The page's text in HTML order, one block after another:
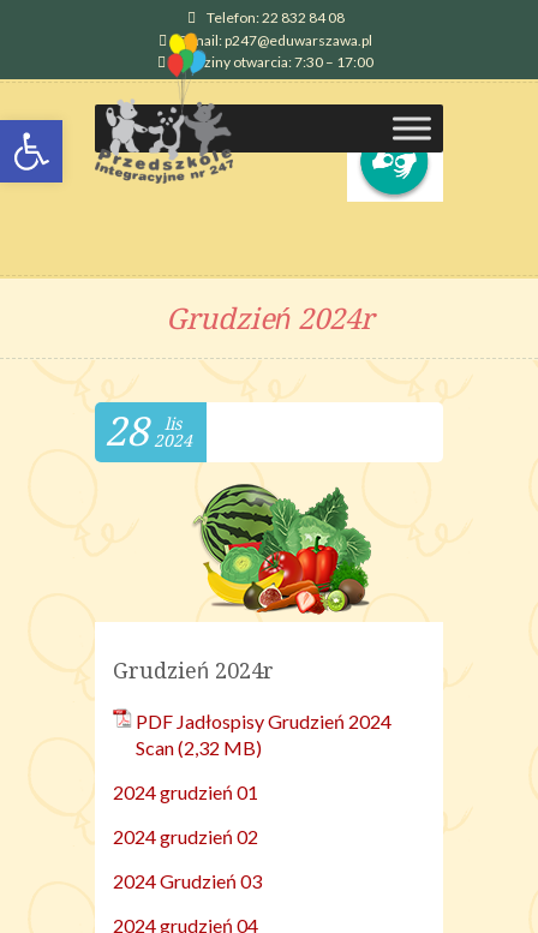
Otwórz pasek narzędzi
Telefon: 22 832 84 08
E-mail: p247@eduwarszawa.pl
Godziny otwarcia: 7:30 – 17:00
Grudzień 2024r
28
lis
2024
Grudzień 2024r
PDF Jadłospisy Grudzień 2024
Scan
2024 grudzień 01
2024 grudzień 02
2024 Grudzień 03
2024 grudzień 04